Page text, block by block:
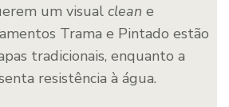
um visual clean e
Trama e Pintado estão
tradicionais, enquanto a
resistência à água.